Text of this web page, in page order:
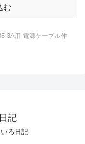
む
3A用 電源ケーブル作
記
ろ日記.